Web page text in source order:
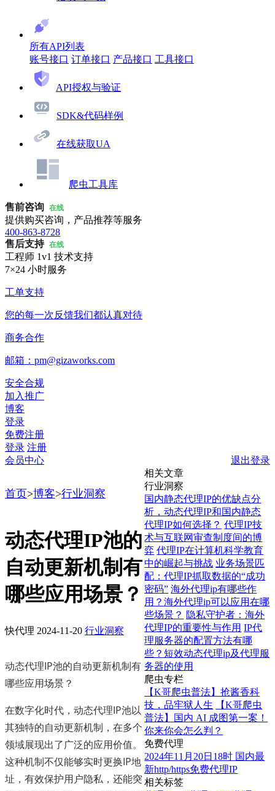
所有API列表
账号接口 订单接口 产品接口 工具接口
API授权与验证
SDK&代码样例
在线获取UA
爬虫工具库
售前咨询 在线
提供购买咨询，产品推荐等服务
400-863-8728
售后支持 在线
工程师 1v1 技术支持
7×24 小时服务
工单支持
您的每一次反馈我们都认真对待
商务合作
邮箱：pm@gizaworks.com
安全合规
加入推广
博客
登录
免费注册
登录 注册
会员中心
退出登录
首页>博客>行业洞察
动态代理IP池的
自动更新机制有
哪些应用场景？
快代理 2024-11-20 行业洞察
动态代理IP池的自动更新机制有
哪些应用场景？
在数字化时代，动态代理IP池以
其独特的自动更新机制，在多个
领域展现出了广泛的应用价值。
这种机制不仅能够实时更换IP地
址，有效保护用户隐私，还能突
相关文章
行业洞察
国内静态代理IP的优缺点分
析，动态代理IP和国内静态
代理IP如何选择？ 代理IP技
术与互联网审查制度间的博
弈 代理IP在计算机科学教育
中的崛起与挑战 业务场景匹
配：代理IP抓取数据的“成功
密码” 海外代理ip有哪些作
用？海外代理ip可以应用在哪
些场景？ 隐私守护者：海外
代理IP的重要性与作用 IP代
理服务器的配置方法有哪
些？短效动态代理ip及代理服
务器的使用
爬虫专栏
【K哥爬虫普法】抢酱香科
技，品牢狱人生
【K哥爬虫
普法】国内 AI 成图第一案！
你来你会怎么判？
免费代理
2024年11月20日18时 国内最
新http/https免费代理IP
相关标签